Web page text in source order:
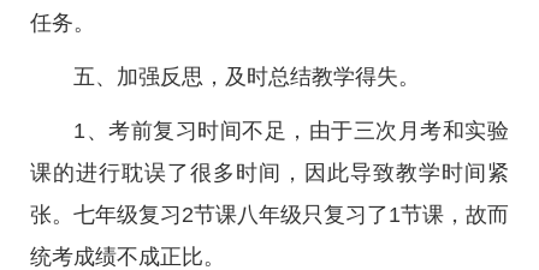
任务。
五、加强反思，及时总结教学得失。
1、考前复习时间不足，由于三次月考和实验
课的进行耽误了很多时间，因此导致教学时间紧
张。七年级复习2节课八年级只复习了1节课，故而
统考成绩不成正比。